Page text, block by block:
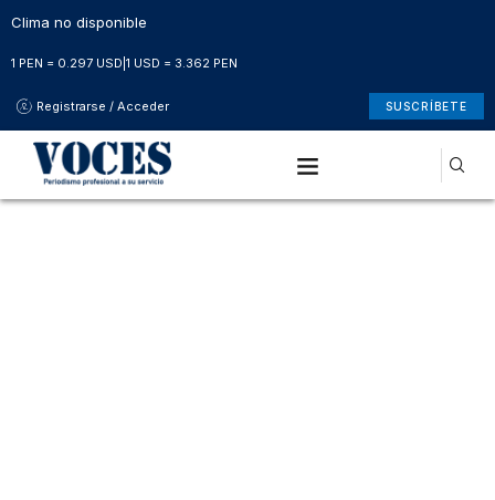
Clima no disponible
1 PEN = 0.297 USD 1 USD = 3.362 PEN
Registrarse / Acceder SUSCRÍBETE